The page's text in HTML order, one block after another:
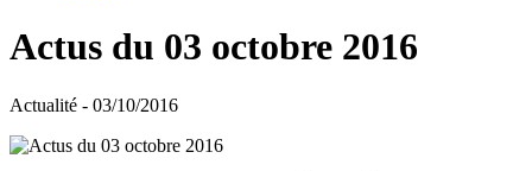
Actus du 03 octobre 2016
Actualité - 03/10/2016